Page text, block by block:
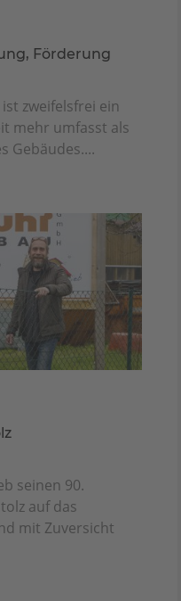
Förderung
zweifelsfrei ein
mehr umfasst als
Gebäudes....
seinen 90.
auf das
mit Zuversicht